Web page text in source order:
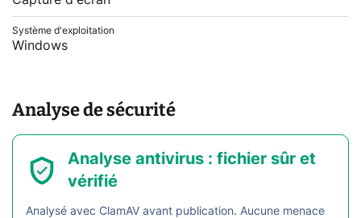
Système d'exploitation
Windows
Analyse de sécurité
Analyse antivirus : fichier sûr et
vérifié
Analysé avec ClamAV avant publication. Aucune menace